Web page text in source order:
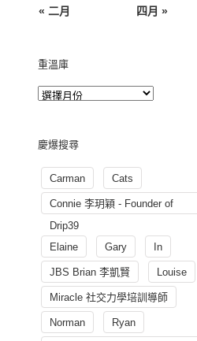
« 二月 四月 »
重溫庫
慶爆搜尋
Carman Cats
Connie 李玥穎 - Founder of
Drip39
Elaine
Gary In
JBS Brian 李凱賢 Louise
Miracle 社交力學培訓導師
Norman Ryan